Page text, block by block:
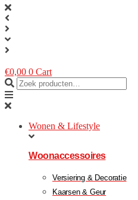
€0,00 0 Cart
Wonen & Lifestyle
Woonaccessoires
Versiering & Decoratie
Kaarsen & Geur